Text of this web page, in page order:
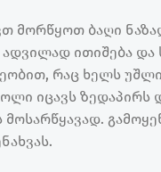
მორწყოთ ბაღი
ითიშება
რაც ხელს
იცავს ზედაპირს